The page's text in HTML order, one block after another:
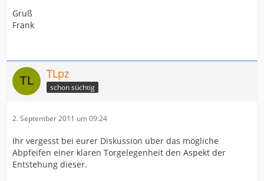
Gruß
Frank
TLpz
schon süchtig
2. September 2011 um 09:24
Ihr vergesst bei eurer Diskussion über das mögliche
Abpfeifen einer klaren Torgelegenheit den Aspekt der
Entstehung dieser.